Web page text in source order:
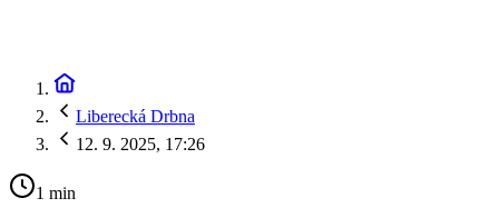
Liberecká Drbna
12. 9. 2025, 17:26
1 min